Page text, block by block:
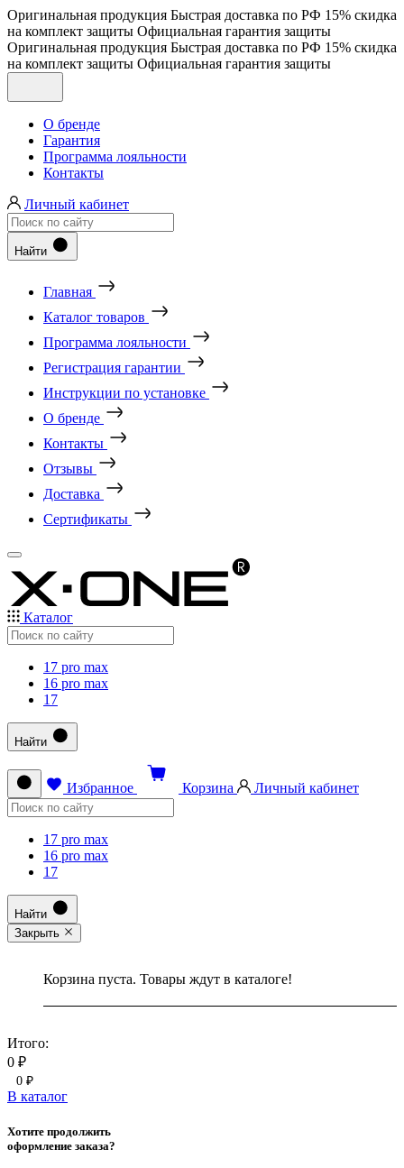
Оригинальная продукция Быстрая доставка по РФ 15% скидка
на комплект защиты Официальная гарантия защиты
Оригинальная продукция Быстрая доставка по РФ 15% скидка
на комплект защиты Официальная гарантия защиты
О бренде
Гарантия
Программа лояльности
Контакты
Личный кабинет
Найти
Главная
Каталог товаров
Программа лояльности
Регистрация гарантии
Инструкции по установке
О бренде
Контакты
Отзывы
Доставка
Сертификаты
Каталог
17 pro max
16 pro max
17
Найти
Избранное Корзина Личный кабинет
17 pro max
16 pro max
17
Найти
Закрыть
Корзина пуста. Товары ждут в каталоге!
Итого:
0 ₽
0 ₽
В каталог
Хотите продолжить
оформление заказа?